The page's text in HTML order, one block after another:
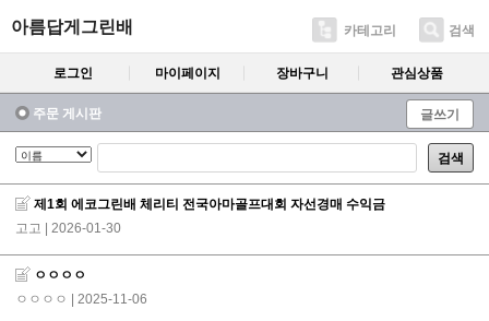
아름답게그린배 카테고리 검색
로그인 마이페이지 장바구니 관심상품
주문 게시판 글쓰기
검색
제1회 에코그린배 체리티 전국아마골프대회 자선경매 수익금
고고 | 2026-01-30
ㅇㅇㅇㅇ
ㅇㅇㅇㅇ | 2025-11-06